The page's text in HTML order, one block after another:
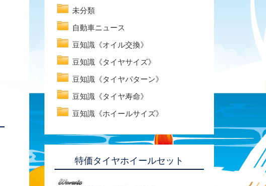
未分類
自動車ニュース
豆知識《オイル交換》
豆知識《タイヤサイズ》
豆知識《タイヤパターン》
豆知識《タイヤ寿命》
豆知識《ホイールサイズ》
特価タイヤホイールセット